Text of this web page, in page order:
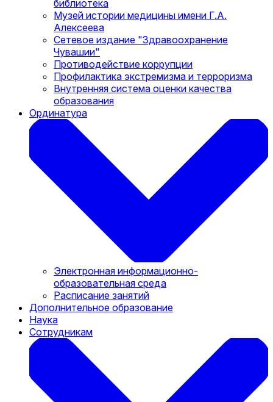
библиотека
Музей истории медицины имени Г.А.
Алексеева
Сетевое издание "Здравоохранение
Чувашии"
Противодействие коррупции
Профилактика экстремизма и терроризма
Внутренняя система оценки качества
образования
Ординатура
Электронная информационно-
образовательная среда
Расписание занятий
Дополнительное образование
Наука
Сотрудникам